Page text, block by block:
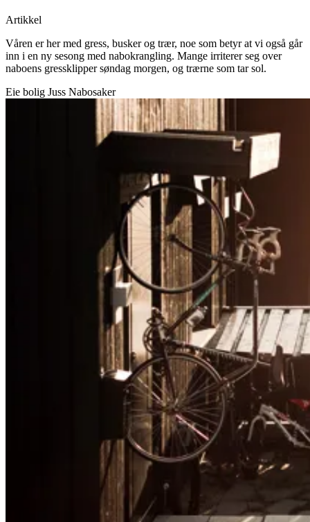
Artikkel
Våren er her med gress, busker og trær, noe som betyr at vi også går
inn i en ny sesong med nabokrangling. Mange irriterer seg over
naboens gressklipper søndag morgen, og trærne som tar sol.
Eie bolig Juss Nabosaker